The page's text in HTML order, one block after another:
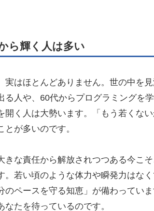
ら輝く人は多い
はほとんどありません。世の中を
人や、60代からプログラミングを
く人は大勢います。「もう若くな
が多いのです。
な責任から解放されつつある今こ
若い頃のような体力や瞬発力はな
のペースを守る知恵」が備わってい
たを待っているのです。